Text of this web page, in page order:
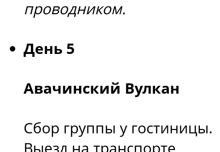
проводником.
День 5
Авачинский Вулкан
Сбор группы у гостиницы.
Выезд на транспорте